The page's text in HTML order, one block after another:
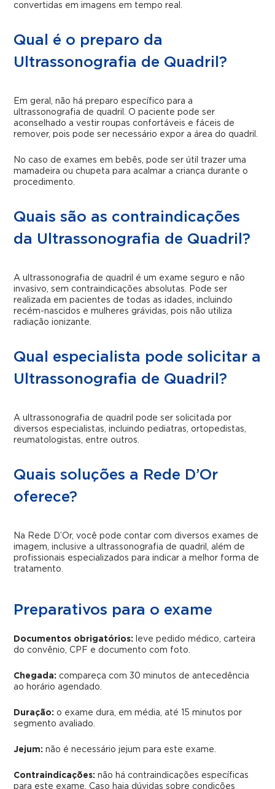
convertidas em imagens em tempo real.
Qual é o preparo da
Ultrassonografia de Quadril?
Em geral, não há preparo específico para a
ultrassonografia de quadril. O paciente pode ser
aconselhado a vestir roupas confortáveis e fáceis de
remover, pois pode ser necessário expor a área do quadril.
No caso de exames em bebês, pode ser útil trazer uma
mamadeira ou chupeta para acalmar a criança durante o
procedimento.
Quais são as contraindicações
da Ultrassonografia de Quadril?
A ultrassonografia de quadril é um exame seguro e não
invasivo, sem contraindicações absolutas. Pode ser
realizada em pacientes de todas as idades, incluindo
recém-nascidos e mulheres grávidas, pois não utiliza
radiação ionizante.
Qual especialista pode solicitar a
Ultrassonografia de Quadril?
A ultrassonografia de quadril pode ser solicitada por
diversos especialistas, incluindo pediatras, ortopedistas,
reumatologistas, entre outros.
Quais soluções a Rede D’Or
oferece?
Na Rede D’Or, você pode contar com diversos exames de
imagem, inclusive a ultrassonografia de quadril, além de
profissionais especializados para indicar a melhor forma de
tratamento.
Preparativos para o exame
Documentos obrigatórios:
leve pedido médico, carteira
do convênio, CPF e documento com foto.
Chegada: compareça com 30 minutos de antecedência
ao horário agendado.
Duração: o exame dura, em média, até 15 minutos por
segmento avaliado.
Jejum: não é necessário jejum para este exame.
Contraindicações: não há contraindicações específicas
para este exame. Caso haja dúvidas sobre condições